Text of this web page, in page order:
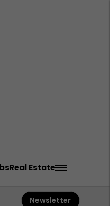
Real Estate
Newsletter